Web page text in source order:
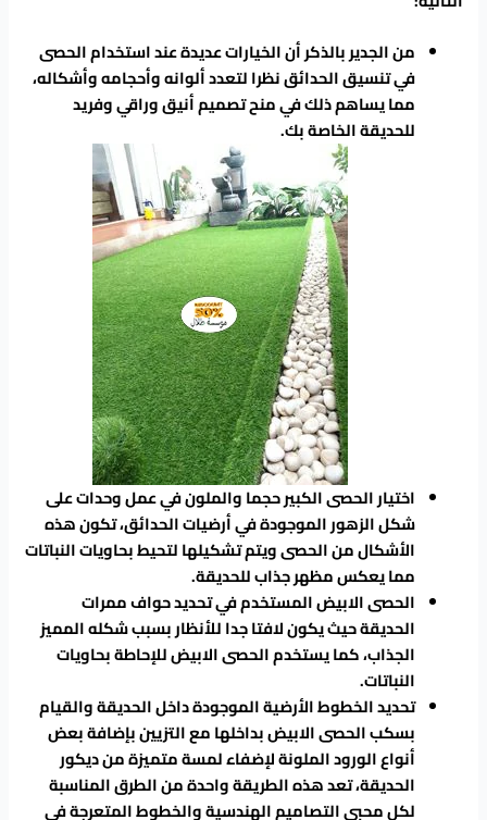
من الجدير بالذكر أن الخيارات عديدة عند استخدام الحصى
في تنسيق الحدائق نظرا لتعدد ألوانه وأحجامه وأشكاله،
مما يساهم ذلك في منح تصميم أنيق وراقي وفريد
للحديقة الخاصة بك.
اختيار الحصى الكبير حجما والملون في عمل وحدات على
شكل الزهور الموجودة في أرضيات الحدائق، تكون هذه
الأشكال من الحصى ويتم تشكيلها لتحيط بحاويات النباتات
مما يعكس مظهر جذاب للحديقة.
الحصى الابيض المستخدم في تحديد حواف ممرات
الحديقة حيث يكون لافتا جدا للأنظار بسبب شكله المميز
الجذاب، كما يستخدم الحصى الابيض للإحاطة بحاويات
النباتات.
تحديد الخطوط الأرضية الموجودة داخل الحديقة والقيام
بسكب الحصى الابيض بداخلها مع التزيين بإضافة بعض
أنواع الورود الملونة لإضفاء لمسة متميزة من ديكور
الحديقة، تعد هذه الطريقة واحدة من الطرق المناسبة
لكل محبي التصاميم الهندسية والخطوط المتعرجة في